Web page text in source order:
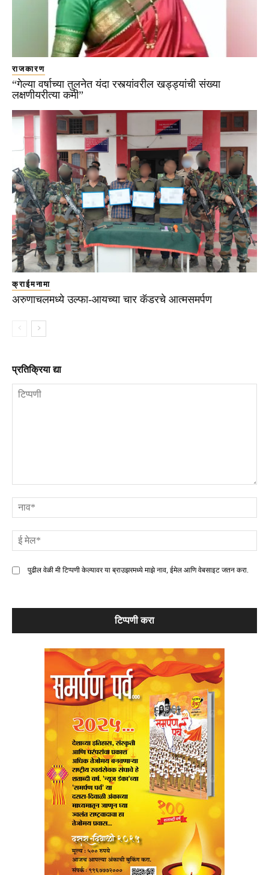
राजकारण
“गेल्या वर्षाच्या तुलनेत यंदा रस्त्यांवरील खड्ड्यांची संख्या
लक्षणीयरीत्या कमी”
क्राईमनामा
अरुणाचलमध्ये उल्फा-आयच्या चार कॅडरचे आत्मसमर्पण
प्रतिक्रिया द्या
पुढील वेळी मी टिप्पणी केल्यावर या ब्राउझरमध्ये माझे नाव, ईमेल आणि वेबसाइट जतन करा.